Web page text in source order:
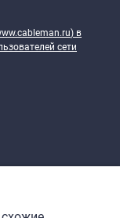
) в
сети